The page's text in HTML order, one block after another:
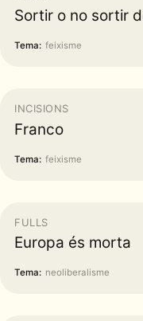
Sortir o no sortir
Tema: feixisme
INCISIONS
Franco
Tema: feixisme
FULLS
Europa és morta
Tema: neoliberalisme